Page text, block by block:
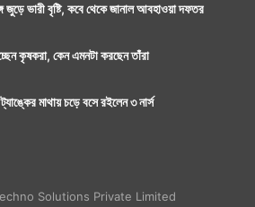
জুড়ে ভারী বৃষ্টি, কবে থেকে জানাল আবহাওয়া দফতর
কৃষকরা, কেন এমনটা করছেন তাঁরা
মাথায় চড়ে বসে রইলেন ৩ নার্স
Solutions Private Limited